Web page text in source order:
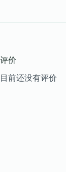
评价
目前还没有评价